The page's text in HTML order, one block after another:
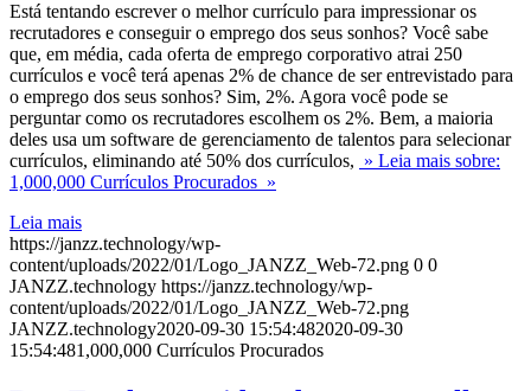
Está tentando escrever o melhor currículo para impressionar os
recrutadores e conseguir o emprego dos seus sonhos? Você sabe
que, em média, cada oferta de emprego corporativo atrai 250
currículos e você terá apenas 2% de chance de ser entrevistado para
o emprego dos seus sonhos? Sim, 2%. Agora você pode se
perguntar como os recrutadores escolhem os 2%. Bem, a maioria
deles usa um software de gerenciamento de talentos para selecionar
currículos, eliminando até 50% dos currículos, » Leia mais sobre:
1,000,000 Currículos Procurados »
Leia mais
https://janzz.technology/wp-
content/uploads/2022/01/Logo_JANZZ_Web-72.png 0 0
JANZZ.technology https://janzz.technology/wp-
content/uploads/2022/01/Logo_JANZZ_Web-72.png
JANZZ.technology2020-09-30 15:54:482020-09-30
15:54:481,000,000 Currículos Procurados